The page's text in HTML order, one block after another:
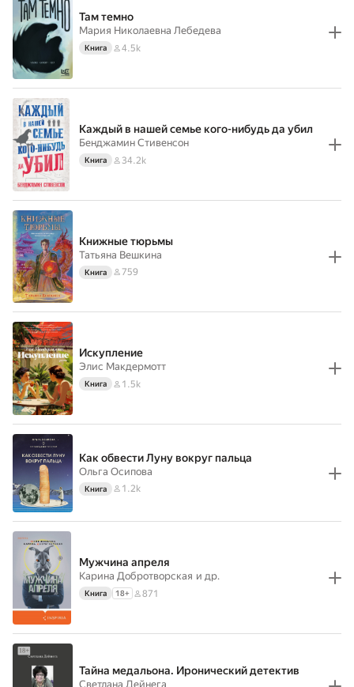
Там темно
Мария Николаевна Лебедева
Книга 4.5k
Каждый в нашей семье кого-нибудь да убил
Бенджамин Стивенсон
Книга 34.2k
Книжные тюрьмы
Татьяна Вешкина
Книга 759
Искупление
Элис Макдермотт
Книга 1.5k
Как обвести Луну вокруг пальца
Ольга Осипова
Книга 1.2k
Мужчина апреля
Карина Добротворская и др.
Книга 18+ 871
Тайна медальона. Иронический детектив
Светлана Дейнега